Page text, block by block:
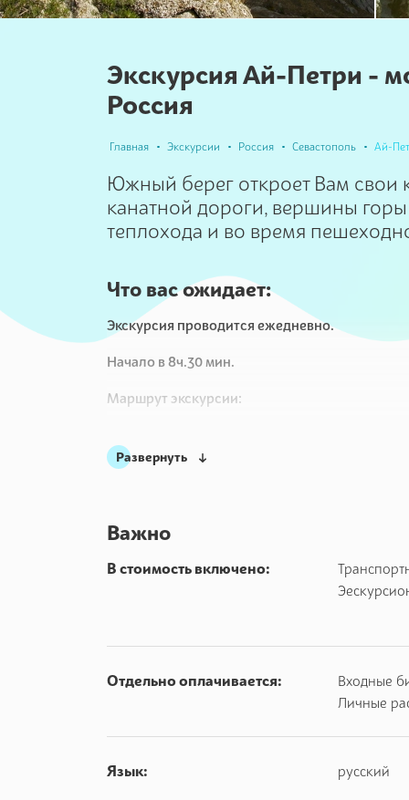
Экскурсия Ай-Петри -
Россия
Главная Экскурсии Россия Севастополь Ай-
Южный берег откроет Вам свои
канатной дороги, вершины
теплохода и во время
Что вас ожидает:
Экскурсия проводится ежедневно.
Начало в 8ч.30 мин.
Маршрут экскурсии:
Оползневое. Смотровая площадка "Панорама".
Плато горы Ай- Петри. Знакомство с
Спуск с горы Ай- Петри по канатной дороге( 15
Морская прогулка Ласточкино гнездо- Ялта.(40
Как будет проходить наша экскурсия, что
Развернуть
Важно
В стоимость включено:
Отдельно оплачивается:
Входные
Личные
Язык: русский